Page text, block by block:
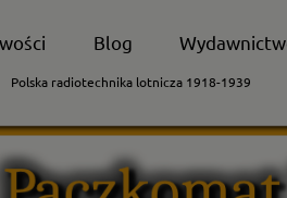
Blog
Polska radiotechnika lotnicza 1918-1939